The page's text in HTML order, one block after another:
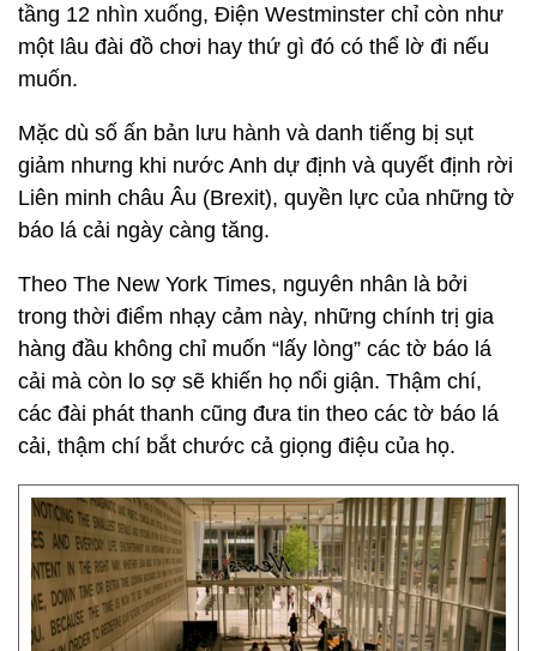
tầng 12 nhìn xuống, Điện Westminster chỉ còn như
một lâu đài đồ chơi hay thứ gì đó có thể lờ đi nếu
muốn.
Mặc dù số ấn bản lưu hành và danh tiếng bị sụt
giảm nhưng khi nước Anh dự định và quyết định rời
Liên minh châu Âu (Brexit), quyền lực của những tờ
báo lá cải ngày càng tăng.
Theo The New York Times, nguyên nhân là bởi
trong thời điểm nhạy cảm này, những chính trị gia
hàng đầu không chỉ muốn “lấy lòng” các tờ báo lá
cải mà còn lo sợ sẽ khiến họ nổi giận. Thậm chí,
các đài phát thanh cũng đưa tin theo các tờ báo lá
cải, thậm chí bắt chước cả giọng điệu của họ.